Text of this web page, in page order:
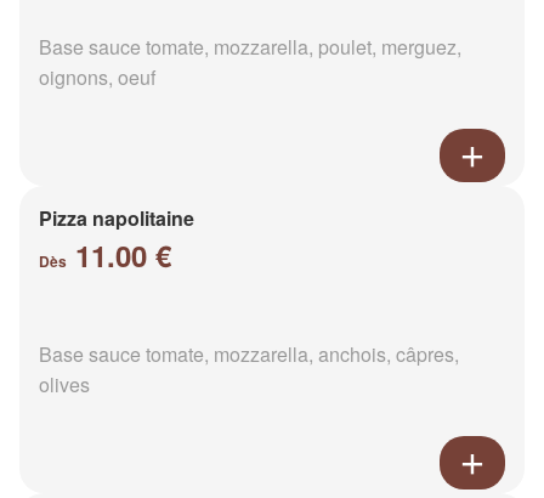
Base sauce tomate, mozzarella, poulet, merguez,
oignons, oeuf
Pizza napolitaine
Dès 11.00 €
Base sauce tomate, mozzarella, anchois, câpres,
olives